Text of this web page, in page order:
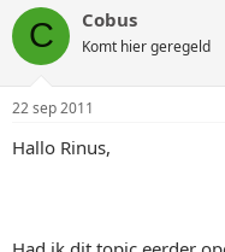
C Cobus
Komt hier geregeld
22 sep 2011
Hallo Rinus,